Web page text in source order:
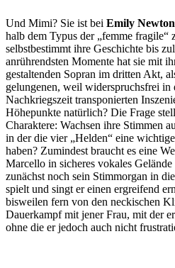
Und Mimi? Sie ist bei Emily Newton
halb dem Typus der „femme fragile“
selbstbestimmt ihre Geschichte bis
anrührendsten Momente hat sie mit
gestaltenden Sopran im dritten Akt,
gelungenen, weil widerspruchsfrei in
Nachkriegszeit transponierten
Höhepunkte natürlich? Die Frage
Charaktere: Wachsen ihre Stimmen
in der die vier „Helden“ eine
haben? Zumindest braucht es eine
Marcello in sicheres vokales
zunächst noch sein Stimmorgan in
spielt und singt er einen ergreifend
bisweilen fern von den neckischen
Dauerkampf mit jener Frau, mit der
ohne die er jedoch auch nicht